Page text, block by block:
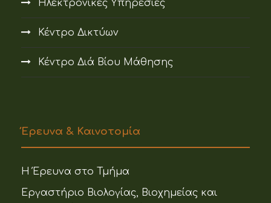
Ηλεκτρονικές Υπηρεσίες
Κέντρο Δικτύων
Κέντρο Διά Βίου Μάθησης
Έρευνα & Καινοτομία
Η Έρευνα στο Τμήμα
Εργαστήριο Βιολογίας, Βιοχημείας και